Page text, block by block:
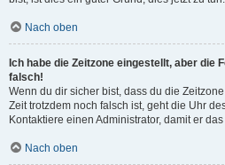
Nach oben
Ich habe die Zeitzone eingestellt, aber die
falsch!
Wenn du dir sicher bist, dass du die
Zeit trotzdem noch falsch ist, geht die Uhr
Kontaktiere einen Administrator, damit er
Nach oben